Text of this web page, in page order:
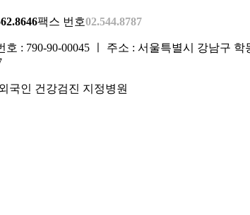
팩스 번호02.544.8787
: 790-90-00045 ㅣ 주소 : 서울특별시 강남구 학